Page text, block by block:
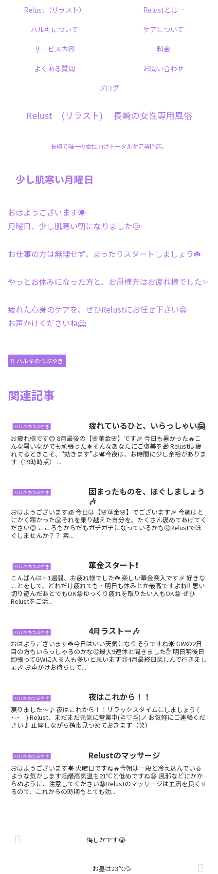
Relust (リラスト) 長崎の女性専用風俗
長崎で唯一の女性向けトータルケア専門店。
Relust（リラスト）
Relustとは…
ハルキについて
ケアについて
サービス内容
料金
よくある質問
お問い合わせ
ブログ
少し肌寒い月曜日
おはようございます☀
月曜日、少し肌寒い朝になりました😥
お仕事の方は無理せず、まったりスタートしましょう☘️
やっとお休みになった方と、お母様方はお疲れ様でした✨
疲れた心身のケアを、ぜひRelustにお任せ下さい😁
お声かけくださいね🤗
ハルキのつぶやき
関連記事
ハルキのつぶやき 疲れているひと、いらっしゃい🤗
お疲れ様です😊 8月最後の【🌸華金🌸】です🎉 今日も暑かった🔥こ
んな暑いなかでも頑張った🍀そんなあなたにご褒美を🎁 Relustは疲
れてるときこそ、“効きます”よ🕊今夜は、お時間に少し余裕がありま
す（19時時点） ...
ハルキのつぶやき
固まったものを、ほぐしましょう
🎶
おはようございます🧊 今日は【🌸華金🌸】でございます🎉 今週はと
にかく寒かった🥶それを乗り越えた自分を、たくさん褒めてあげてく
ださい😊 こころもからだもガチガチになっているかも🤔Relustでほ
ぐしませんか？？ 素...
ハルキのつぶやき 華金スタート❗
こんばんは✨1週間、お疲れ様でした☘️ 楽しい華金突入です🎉 好きな
ことをして、どれだけ疲れても…明日も休みとか最高ですよね‼️ 思い
切り遊んだあとでもOK😁ゆっくり疲れを取りたい人もOK😁 ぜひ
Relustをご活...
ハルキのつぶやき 4月ラストー🎶
おはようございます☘️今日はいい天気になりそうですね☀️ GWの2日
目の方もいらっしゃるのかな🤔最大9連休と聞きました✋ 明日明後日
頑張ってGWに入る人も多いと思います😉4月最終日楽しんで行きまし
ょ🎶 お声かけお待ちして...
ハルキのつぶやき 夜はこれから！！
戻りました〜♪ 夜はこれから！！リラックスタイムにしましょう (
˙-˙ ) Relust、まだまだ元気に営業中(≧▽≦)ノ お気軽にご連絡くだ
さい♪ 正座しながら携帯見つめておきます（笑）
ハルキのつぶやき Relustのマッサージ
おはようございます☀ 火曜日ですね🔥今朝は一段と冷え込んでいる
ような気がします🤔最高気温も21℃と低めですね😆 風邪などにかか
らぬように、注意してください😷Relustのマッサージは血流を良くす
るので、これからの時期もとても効...
悔しかです😭
お昼は23°C💦